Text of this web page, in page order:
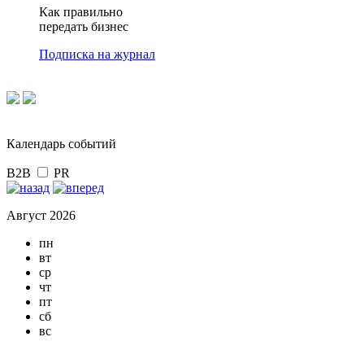
Как правильно
передать бизнес
Подписка на журнал
Календарь событий
B2B PR
Август 2026
пн
вт
ср
чт
пт
сб
вс